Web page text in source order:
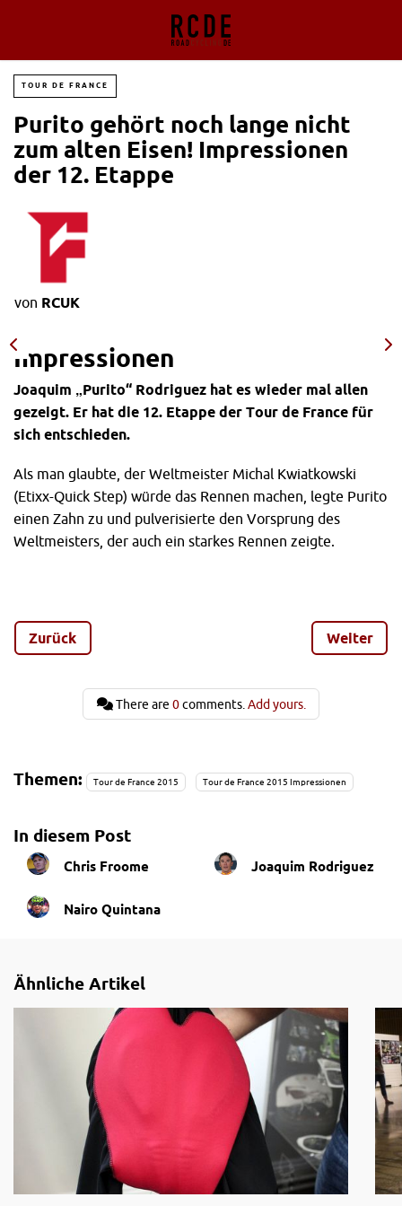
TOUR DE FRANCE
Purito gehört noch lange nicht
zum alten Eisen! Impressionen
der 12. Etappe
von RCUK
Impressionen
Joaquim „Purito“ Rodriguez hat es wieder mal allen
gezeigt. Er hat die 12. Etappe der Tour de France für
sich entschieden.
Als man glaubte, der Weltmeister Michal Kwiatkowski
(Etixx-Quick Step) würde das Rennen machen, legte Purito
einen Zahn zu und pulverisierte den Vorsprung des
Weltmeisters, der auch ein starkes Rennen zeigte.
Qualitäten am Berg waren ohnehin nicht bestritten,
allerdings hatte es die
12. Etappe mit all dem Regenund
Auf den nächsten Seiten liefern wir dir eindrucksvolle
Zurück Weiter
There are 0comments. Add yours.
Themen: Tour de France 2015 Tour de France 2015 Impressionen
In diesem Post
Chris Froome Joaquim Rodriguez
Nairo Quintana
Ähnliche Artikel